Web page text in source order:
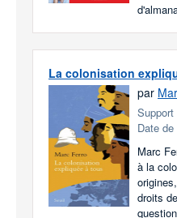
La colonisation
par
Support
Date
Marc
à la
droits